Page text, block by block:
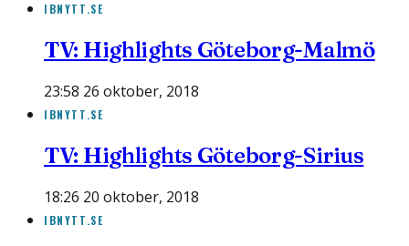
IBNYTT.SE
TV: Highlights Göteborg-Malmö
23:58 26 oktober, 2018
IBNYTT.SE
TV: Highlights Göteborg-Sirius
18:26 20 oktober, 2018
IBNYTT.SE